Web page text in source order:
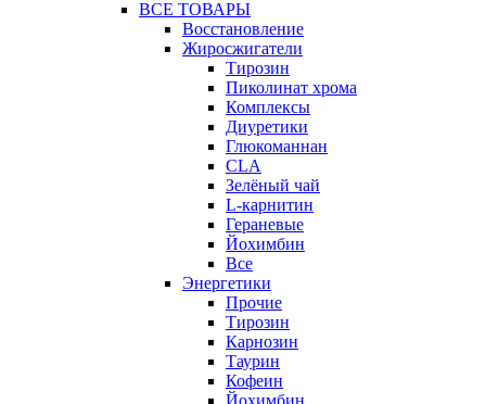
ВСЕ ТОВАРЫ
Восстановление
Жиросжигатели
Тирозин
Пиколинат хрома
Комплексы
Диуретики
Глюкоманнан
CLA
Зелёный чай
L-карнитин
Гераневые
Йохимбин
Все
Энергетики
Прочие
Тирозин
Карнозин
Таурин
Кофеин
Йохимбин